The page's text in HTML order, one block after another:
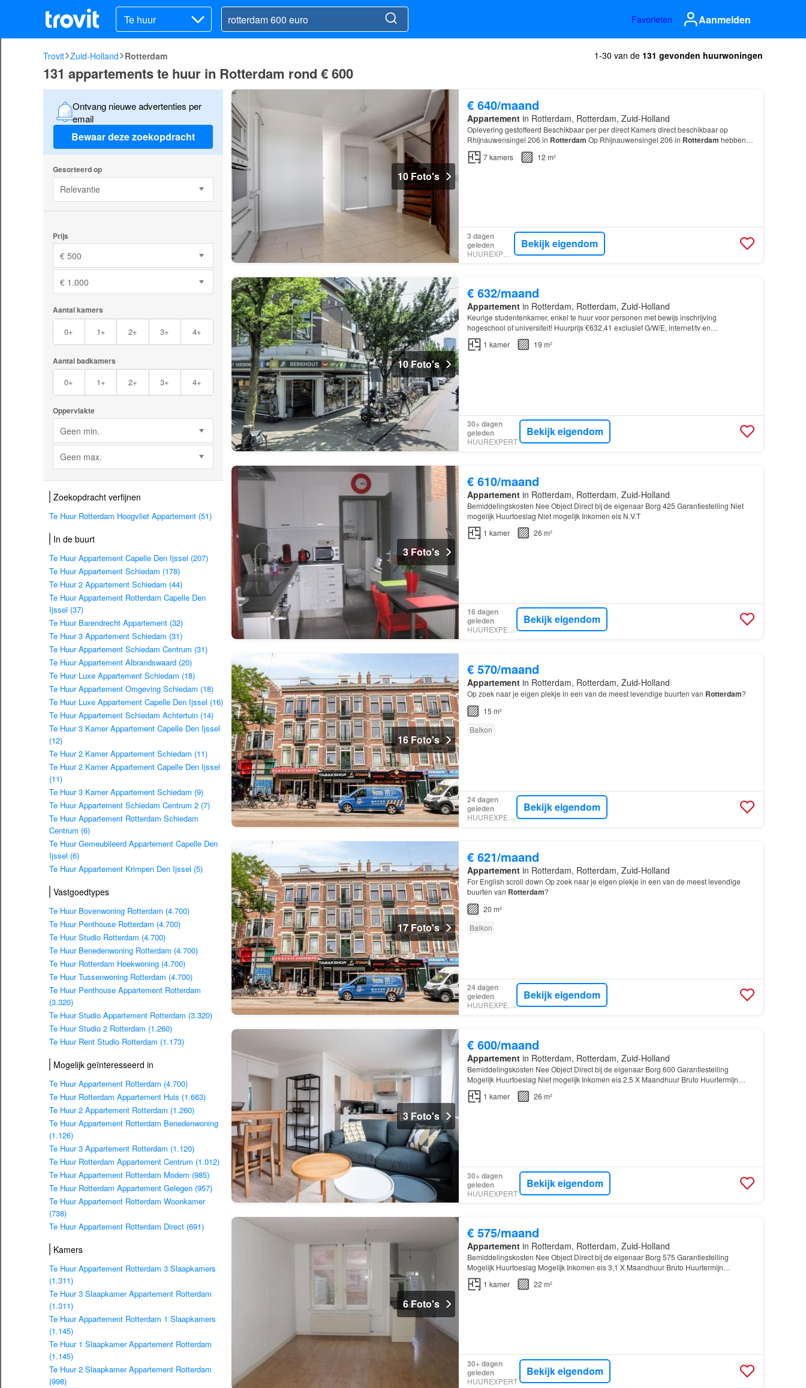
Te huur Favorieten Aanmelden
Trovit Zuid-Holland Rotterdam 1-30 van de 131 gevonden huurwoningen
131 appartements te huur in Rotterdam rond € 600
Ontvang nieuwe advertenties per
email
Bewaar deze zoekopdracht
Gesorteerd op
Relevantie
Prijs
€ 500
€ 1.000
Aantal kamers
0+ 1+ 2+ 3+ 4+
Aantal badkamers
0+ 1+ 2+ 3+ 4+
Oppervlakte
Geen min.
Geen max.
Zoekopdracht verfijnen
Te Huur Rotterdam Hoogvliet Appartement (51)
In de buurt
Te Huur Appartement Capelle Den Ijssel (207)
Te Huur Appartement Schiedam (178)
Te Huur 2 Appartement Schiedam (44)
Te Huur Appartement Rotterdam Capelle Den
Ijssel (37)
Te Huur Barendrecht Appartement (32)
Te Huur 3 Appartement Schiedam (31)
Te Huur Appartement Schiedam Centrum (31)
Te Huur Appartement Albrandswaard (20)
Te Huur Luxe Appartement Schiedam (18)
Te Huur Appartement Omgeving Schiedam (18)
Te Huur Luxe Appartement Capelle Den Ijssel (16)
Te Huur Appartement Schiedam Achtertuin (14)
Te Huur 3 Kamer Appartement Capelle Den Ijssel
(12)
Te Huur 2 Kamer Appartement Schiedam (11)
Te Huur 2 Kamer Appartement Capelle Den Ijssel
(11)
Te Huur 3 Kamer Appartement Schiedam (9)
Te Huur Appartement Schiedam Centrum 2 (7)
Te Huur Appartement Rotterdam Schiedam
Centrum (6)
Te Huur Gemeubileerd Appartement Capelle Den
Ijssel (6)
Te Huur Appartement Krimpen Den Ijssel (5)
Vastgoedtypes
Te Huur Bovenwoning Rotterdam (4.700)
Te Huur Penthouse Rotterdam (4.700)
Te Huur Studio Rotterdam (4.700)
Te Huur Benedenwoning Rotterdam (4.700)
Te Huur Rotterdam Hoekwoning (4.700)
Te Huur Tussenwoning Rotterdam (4.700)
Te Huur Penthouse Appartement Rotterdam
(3.320)
Te Huur Studio Appartement Rotterdam (3.320)
Te Huur Studio 2 Rotterdam (1.260)
Te Huur Rent Studio Rotterdam (1.173)
Mogelijk geïnteresseerd in
Te Huur Appartement Rotterdam (4.700)
Te Huur Rotterdam Appartement Huis (1.663)
Te Huur 2 Appartement Rotterdam (1.260)
Te Huur Appartement Rotterdam Benedenwoning
(1.126)
Te Huur 3 Appartement Rotterdam (1.120)
Te Huur Rotterdam Appartement Centrum (1.012)
Te Huur Appartement Rotterdam Modern (985)
Te Huur Rotterdam Appartement Gelegen (957)
Te Huur Appartement Rotterdam Woonkamer
(738)
Te Huur Appartement Rotterdam Direct (691)
Kamers
Te Huur Appartement Rotterdam 3 Slaapkamers
(1.311)
Te Huur 3 Slaapkamer Appartement Rotterdam
(1.311)
Te Huur Appartement Rotterdam 1 Slaapkamers
(1.145)
Te Huur 1 Slaapkamer Appartement Rotterdam
(1.145)
Te Huur 2 Slaapkamer Appartement Rotterdam
(998)
10 Foto's
€ 640/maand
Appartementin Rotterdam, Rotterdam, Zuid-Holland
Oplevering gestoffeerd Beschikbaar per per direct Kamers direct beschikbaar op
Rhijnauwensingel 206 in Rotterdam Op Rhijnauwensingel 206 in Rotterdam hebben
De woning is geschikt voor studenten die op zoek zijn naar een kamer…
7kamers 12 m²
3 dagen
geleden
HUUREXPERT
Bekijk eigendom
10 Foto's
€ 632/maand
Appartementin Rotterdam, Rotterdam, Zuid-Holland
Keurige studentenkamer, enkel te huur voor personen met bewijs inschrijving
hogeschool of universiteit! Huurprijs €632,41 exclusief G/W/E, internet/tv en
gemeentelijke lasten Staat Gestoffeerd Beschikbaar per 01-07-2026 Huurp…
1 kamer 19 m²
30+ dagen
geleden
HUUREXPERT
Bekijk eigendom
3 Foto's
€ 610/maand
Appartementin Rotterdam, Rotterdam, Zuid-Holland
Bemiddelingskosten Nee Object Direct bij de eigenaar Borg 425 Garantiestelling Niet
mogelijk Huurtoeslag Niet mogelijk Inkomen eis N.V.T
1 kamer 26 m²
16 dagen
geleden
Bekijk eigendom
16 Foto's
€ 570/maand
Appartementin Rotterdam, Rotterdam, Zuid-Holland
Op zoek naar je eigen plekje in een van de meest levendige buurten van Rotterdam?
15 m²
Balkon
24 dagen
geleden
Bekijk eigendom
17 Foto's
€ 621/maand
Appartementin Rotterdam, Rotterdam, Zuid-Holland
For English scroll down Op zoek naar je eigen plekje in een van de meest levendige
buurten van Rotterdam?
20 m²
Balkon
24 dagen
geleden
Bekijk eigendom
3 Foto's
€ 600/maand
Appartementin Rotterdam, Rotterdam, Zuid-Holland
Bemiddelingskosten Nee Object Direct bij de eigenaar Borg 600 Garantiestelling
Mogelijk Huurtoeslag Niet mogelijk Inkomen eis 2,5 X Maandhuur Bruto Huurtermijn
Onbepaalde termijn Oplevering Kaal
1 kamer 26 m²
30+ dagen
geleden
HUUREXPERT
Bekijk eigendom
6 Foto's
€ 575/maand
Appartementin Rotterdam, Rotterdam, Zuid-Holland
Bemiddelingskosten Nee Object Direct bij de eigenaar Borg 575 Garantiestelling
Mogelijk Huurtoeslag Mogelijk Inkomen eis 3,1 X Maandhuur Bruto Huurtermijn
Onbepaalde termijn Oplevering Kaal
1 kamer 22 m²
30+ dagen
geleden
HUUREXPERT
Bekijk eigendom